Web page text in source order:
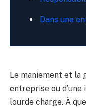
Dans une
Le maniement et la
entreprise ou
lourde charge. À